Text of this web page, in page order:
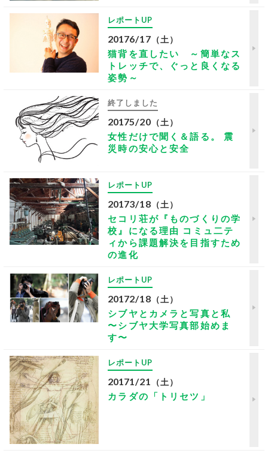
レポートUP
20176/17 （土）
猫背を直したい ～簡単なス
トレッチで、ぐっと良くなる
姿勢～
終了しました
20175/20 （土）
女性だけで聞く＆語る。 震
災時の安心と安全
レポートUP
20173/18 （土）
セコリ荘が『ものづくりの学
校』になる理由 コミュ二テ
ィから課題解決を目指すため
の進化
レポートUP
20172/18 （土）
シブヤとカメラと写真と私
〜シブヤ大学写真部始めま
す〜
レポートUP
20171/21 （土）
カラダの「トリセツ」